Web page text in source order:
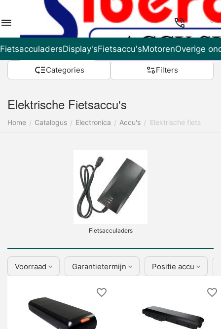
NL
FietsacculadersDisplay'sFietsaccu'sMotorenOverige
Categories Filters
Elektrische Fietsaccu's
Home / Catalogus / Electronica / Accu's / Elektrische fiets
Fietsacculaders
Voorraad Garantietermijn Positie accu